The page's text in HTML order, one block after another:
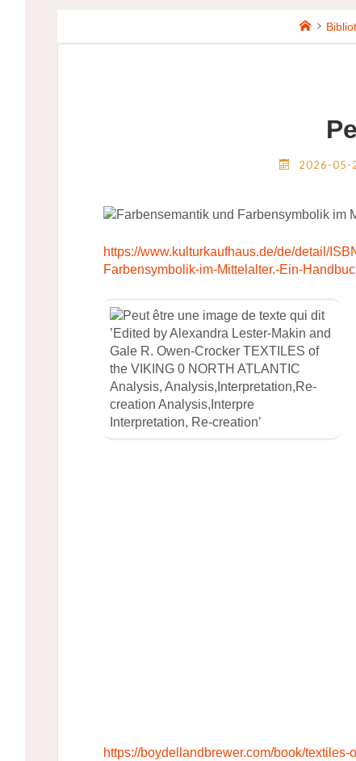
Home
2026-05-
https://www.kulturkaufhaus.de/de/detail/
Farbensymbolik-im-Mittelalter.-Ein-
https://boydellandbrewer.com/book/